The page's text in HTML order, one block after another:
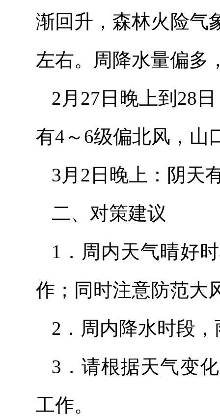
渐回升，森林火险气
左右。周降水量偏多
2月27日晚上到28
有4～6级偏北风，山
3月2日晚上：阴天
二、对策建议
1．周内天气晴好
作；同时注意防范大
2．周内降水时段
3．请根据天气变
工作。